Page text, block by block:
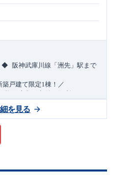
◆ ​阪神武庫川線 「洲先」駅まで
築戸建て限定1棟！／
ら行き来できる
たオープンサニタリー
​
ャンプします↓
プロジェクト同時受賞
ン賞受賞 ・2024年、東栄住宅
を見る